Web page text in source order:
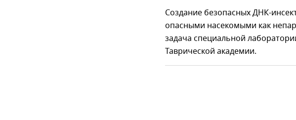
Создание безопасных ДНК-
опасными насекомыми как
задача специальной
Таврической академии.